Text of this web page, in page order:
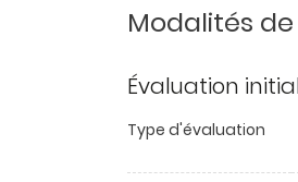
Modalités
Évaluation
Type d'évaluation